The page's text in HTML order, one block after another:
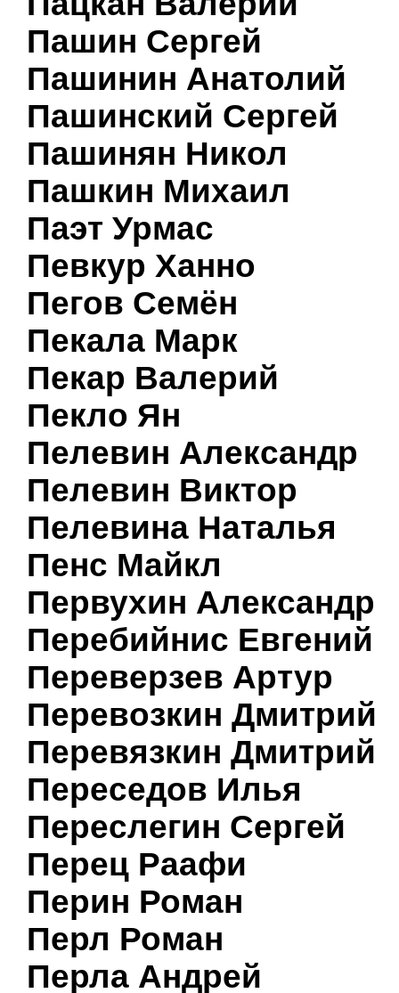
Пашин Сергей
Пашинин Анатолий
Пашинский Сергей
Пашинян Никол
Пашкин Михаил
Паэт Урмас
Певкур Ханно
Пегов Семён
Пекала Марк
Пекар Валерий
Пекло Ян
Пелевин Александр
Пелевин Виктор
Пелевина Наталья
Пенс Майкл
Первухин Александр
Перебийнис Евгений
Переверзев Артур
Перевозкин Дмитрий
Перевязкин Дмитрий
Переседов Илья
Переслегин Сергей
Перец Раафи
Перин Роман
Перл Роман
Перла Андрей